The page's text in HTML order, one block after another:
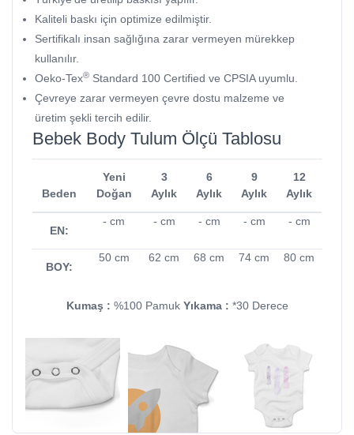
Kaliteli baskı için optimize edilmiştir.
Sertifikalı insan sağlığına zarar vermeyen mürekkep
kullanılır.
Oeko-Tex® Standard 100 Certified ve CPSIA uyumlu.
Çevreye zarar vermeyen çevre dostu malzeme ve
üretim şekli tercih edilir.
Bebek Body Tulum Ölçü Tablosu
Beden
Yeni
Doğan
3
Aylık
6
Aylık
9
Aylık
12
Aylık
EN:
- cm - cm - cm - cm - cm
BOY:
50 cm 62 cm 68 cm 74 cm 80 cm
Kumaş : %100 Pamuk Yıkama : *30 Derece